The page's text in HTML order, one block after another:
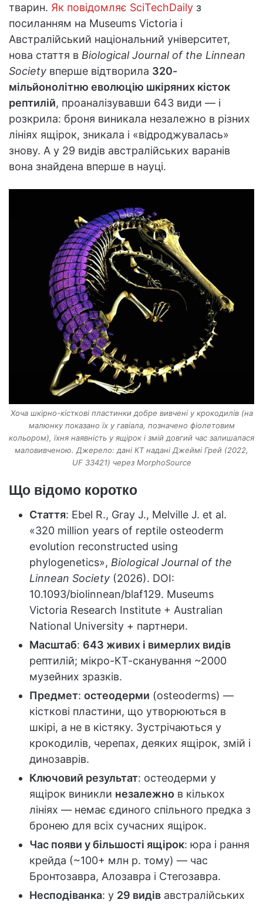
тварин. Як повідомляє SciTechDaily з
посиланням на Museums Victoria і
Австралійський національний університет,
нова стаття в Biological Journal of the Linnean
Society вперше відтворила 320-
мільйонолітню еволюцію шкіряних кісток
рептилій, проаналізувавши 643 види — і
розкрила: броня виникала незалежно в різних
лініях ящірок, зникала і «відроджувалась»
знову. А у 29 видів австралійських варанів
вона знайдена вперше в науці.
Хоча шкірно-кісткові пластинки добре вивчені у крокодилів (на
малюнку показано їх у гавіала, позначено фіолетовим
кольором), їхня наявність у ящірок і змій довгий час залишалася
маловивченою. Джерело: дані КТ надані Джеймі Грей (2022,
UF 33421) через MorphoSource
Що відомо коротко
Стаття: Ebel R., Gray J., Melville J. et al.
«320 million years of reptile osteoderm
evolution reconstructed using
phylogenetics», Biological Journal of the
Linnean Society (2026). DOI:
10.1093/biolinnean/blaf129. Museums
Victoria Research Institute + Australian
National University + партнери.
Масштаб: 643 живих і вимерлих видів
рептилій; мікро-КТ-сканування ~2000
музейних зразків.
Предмет: остеодерми (osteoderms) —
кісткові пластини, що утворюються в
шкірі, а не в кістяку. Зустрічаються у
крокодилів, черепах, деяких ящірок, змій і
динозаврів.
Ключовий результат: остеодерми у
ящірок виникли незалежно в кількох
лініях — немає єдиного спільного предка з
бронею для всіх сучасних ящірок.
Час появи у більшості ящірок: юра і рання
крейда (~100+ млн р. тому) — час
Бронтозавра, Алозавра і Стегозавра.
Несподіванка: у 29 видів австралійських